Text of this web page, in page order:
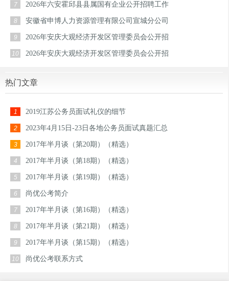
7 2026年六安霍邱县县属国有企业公开招聘工作
8 安徽省申博人力资源管理有限公司宣城分公司
9 2026年安庆大观经济开发区管理委员会公开招
10 2026年安庆大观经济开发区管理委员会公开招
热门文章
1 2019江苏公务员面试礼仪的细节
2 2023年4月15日-23日各地公务员面试真题汇总
3 2017年半月谈（第20期）（精选）
4 2017年半月谈（第18期）（精选）
5 2017年半月谈（第19期）（精选）
6 尚优公考简介
7 2017年半月谈（第16期）（精选）
8 2017年半月谈（第21期）（精选）
9 2017年半月谈（第15期）（精选）
10 尚优公考联系方式